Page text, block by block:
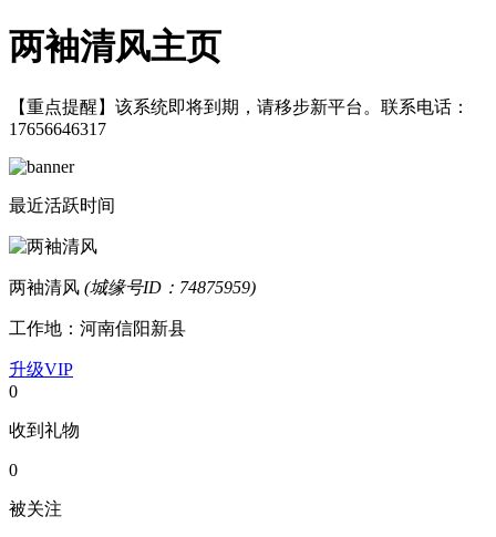
两袖清风主页
【重点提醒】该系统即将到期，请移步新平台。联系电话：
17656646317
最近活跃时间
两袖清风 (城缘号ID：74875959)
工作地：河南信阳新县
升级VIP
0
收到礼物
0
被关注